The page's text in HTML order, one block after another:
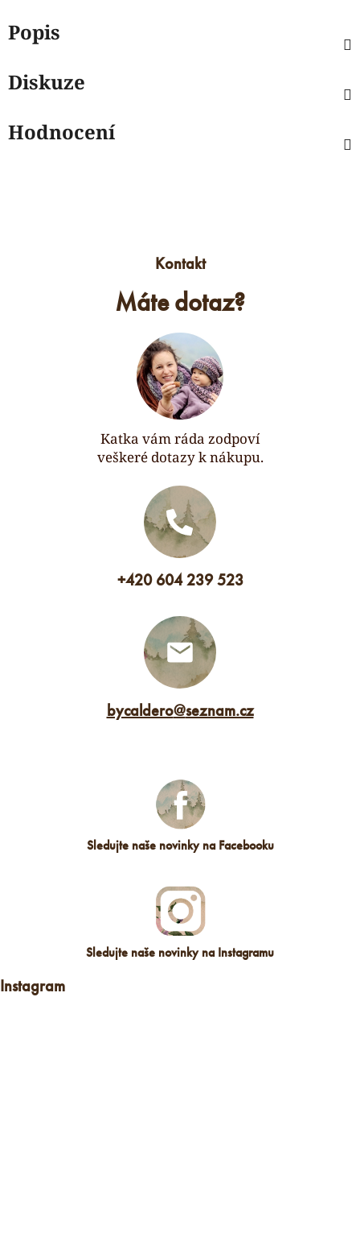
Popis
Diskuze
Hodnocení
Kontakt
Máte dotaz?
Katka vám ráda zodpoví
veškeré dotazy k nákupu.
bycaldero@seznam.cz
+420 604 239 523
Sledujte naše novinky na Facebooku
Sledujte naše novinky na Instagramu
Instagram